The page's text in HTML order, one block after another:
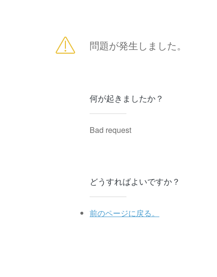
問題が発生しました。
何が起きましたか？
Bad request
どうすればよいですか？
前のページに戻る。